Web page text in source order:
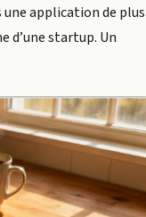
une application de plus
d’une startup. Un